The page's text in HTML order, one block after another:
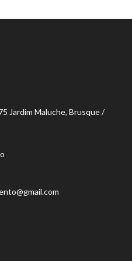
Jardim Maluche, Brusque /